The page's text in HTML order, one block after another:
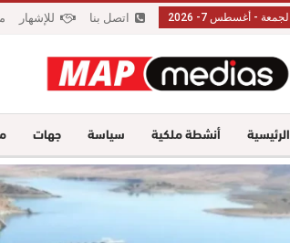
الجمعة - أغسطس 7- 2026 اتصل بنا للإشهار
الرئيسية أنشطة ملكية سياسة جهات